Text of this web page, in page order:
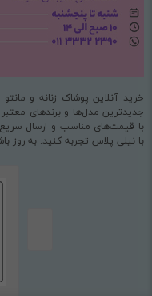
خرید آنلاین پوشاک زنانه و
جدیدترین مدل‌ها و برندهای
با قیمت‌های مناسب و ارسال
با نیلی پلاس تجربه کنید. به روز